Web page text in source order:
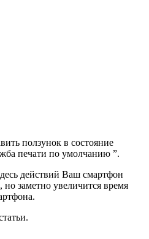
ползунок в состояние
печати по умолчанию ”.
действий Ваш смартфон
но заметно увеличится время